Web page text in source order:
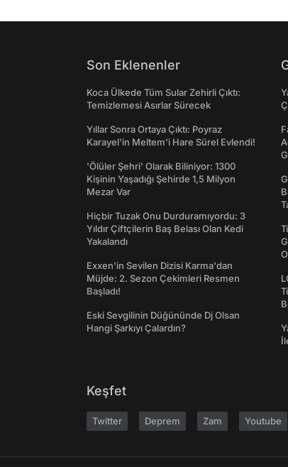
Son Eklenenler
Koca Ülkede Tüm Sular Zehirli Çıktı:
Temizlemesi Asırlar Sürecek
Yıllar Sonra Ortaya Çıktı: Poyraz
Karayel'in Meltem'i Hare Sürel Evlendi!
'Ölüler Şehri' Olarak Biliniyor: 1300
Kişinin Yaşadığı Şehirde 1,5 Milyon
Mezar Var
Hiçbir Tuzak Onu Durduramıyordu: 3
Yıldır Çiftçilerin Baş Belası Olan Kedi
Yakalandı
Exxen'in Sevilen Dizisi Karma'dan
Müjde: 2. Sezon Çekimleri Resmen
Başladı!
Eski Sevgilinin Düğününde Dj Olsan
Hangi Şarkıyı Çalardın?
Keşfet
Twitter Deprem Zam Youtube